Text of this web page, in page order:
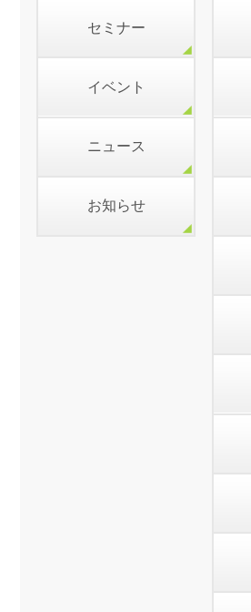
セミナー
イベント
ニュース
お知らせ